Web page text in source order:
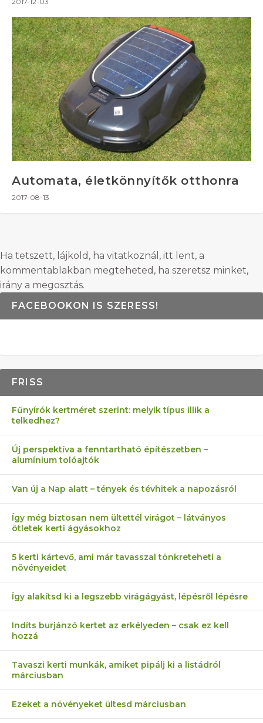
Automata, életkönnyítők otthonra
2017-08-13
Ha tetszett, lájkold, ha vitatkoznál, itt lent, a
kommentablakban megteheted, ha szeretsz minket,
irány a megosztás.
FACEBOOKON IS SZERESS!
FRISS
Fűnyírók kertméret szerint: melyik típus illik a
telkedhez?
Új perspektíva a fenntartható építészetben –
alumínium tolóajtók
Van új a Nap alatt – tények és tévhitek a napozásról
Így még biztosan nem ültettél virágot – látványos
ötletek kerti ágyásokhoz
5 kerti kártevő, ami már tavasszal tönkreteheti a
növényeidet
Így alakítsd ki a legszebb virágágyást, lépésről lépésre
Indíts burjánzó kertet az erkélyeden – csak ez kell
hozzá
Tavaszi kerti munkák, amiket pipálj ki a listádról
márciusban
Ezeket a növényeket ültesd márciusban